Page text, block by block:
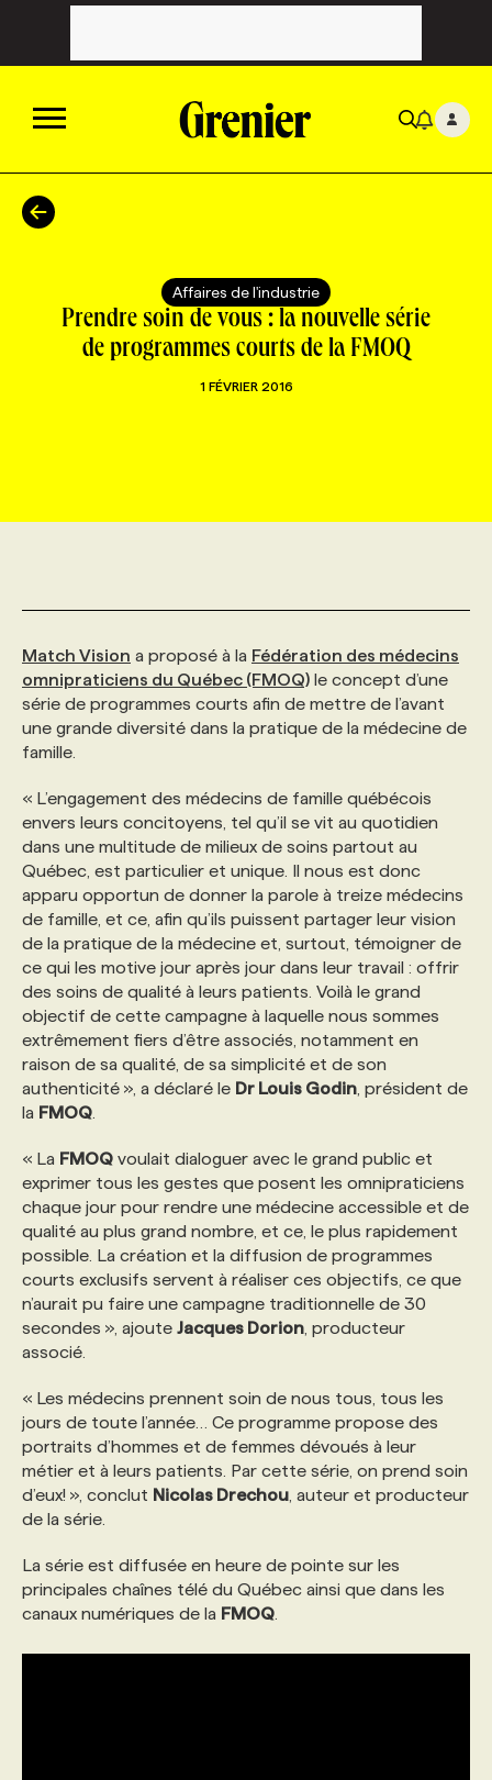
ACTUALITÉS
CATÉGORIES
TOUTES LES CATÉGORIES
INITIATIVES NUMÉRIQUES
TENDANCES
CHRONIQUES
MARKETING DURABLE
ÉVÉNEMENTIEL
NOS AUTEUR‧RICES
FORFAITS ABONNEMENT
INFOLETTRES
ANNONCEZ AVEC NOUS
PROFIL ENTREPRISE
ANNONCEZ AVEC NOUS
PROFIL CANDIDAT
ANNONCEZ AVEC NOUS
NOS PARCOURS DE FORMATIONS
FORMATIONS PERSONNALISÉES
NOS FORMATEUR‧RICES
POURQUOI CHOISIR NOS FORMATIONS
NOS TARIFS
PROGRAMMES DE SUBVENTIONS
FAQ
ANNONCEZ AVEC NOUS
SERVICE DE CHASSE DE TÊTE
NOS TARIFS
NOS EXPERTISES
FAQ
ANNONCEZ AVEC NOUS
Affaires de l'industrie
Prendre soin de vous : la nouvelle série
de programmes courts de la FMOQ
1 FÉVRIER 2016
Match Vision a proposé à la Fédération des médecins
omnipraticiens du Québec (FMOQ) le concept d’une
série de programmes courts afin de mettre de l’avant
une grande diversité dans la pratique de la médecine de
famille.
« L’engagement des médecins de famille québécois
envers leurs concitoyens, tel qu’il se vit au quotidien
dans une multitude de milieux de soins partout au
Québec, est particulier et unique. Il nous est donc
apparu opportun de donner la parole à treize médecins
de famille, et ce, afin qu’ils puissent partager leur vision
de la pratique de la médecine et, surtout, témoigner de
ce qui les motive jour après jour dans leur travail : offrir
des soins de qualité à leurs patients. Voilà le grand
objectif de cette campagne à laquelle nous sommes
extrêmement fiers d’être associés, notamment en
raison de sa qualité, de sa simplicité et de son
authenticité », a déclaré le Dr Louis Godin , président de
la FMOQ
« La FMOQ voulait dialoguer avec le grand public et
exprimer tous les gestes que posent les omnipraticiens
chaque jour pour rendre une médecine accessible et de
qualité au plus grand nombre, et ce, le plus rapidement
possible. La création et la diffusion de programmes
courts exclusifs servent à réaliser ces objectifs, ce que
n’aurait pu faire une campagne traditionnelle de 30
secondes », ajoute Jacques Dorion , producteur
associé.
« Les médecins prennent soin de nous tous, tous les
jours de toute l’année… Ce programme propose des
portraits d’hommes et de femmes dévoués à leur
métier et à leurs patients. Par cette série, on prend soin
d’eux! », conclut Nicolas Drechou , auteur et producteur
de la série.
La série est diffusée en heure de pointe sur les
principales chaînes télé du Québec ainsi que dans les
canaux numériques de la FMOQ